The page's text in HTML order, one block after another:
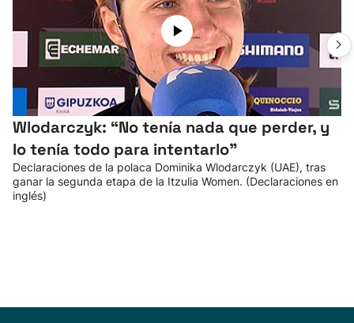
Wlodarczyk: “No tenía nada que perder, y
lo tenía todo para intentarlo”
Declaraciones de la polaca Dominika Wlodarczyk (UAE), tras
ganar la segunda etapa de la Itzulia Women. (Declaraciones en
inglés)